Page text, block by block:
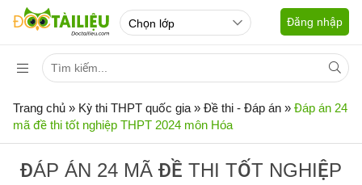
Đăng nhập
Trang chủ » Kỳ thi THPT quốc gia » Đề thi - Đáp án » Đáp án 24
mã đề thi tốt nghiệp THPT 2024 môn Hóa
ĐÁP ÁN 24 MÃ ĐỀ THI TỐT NGHIỆP